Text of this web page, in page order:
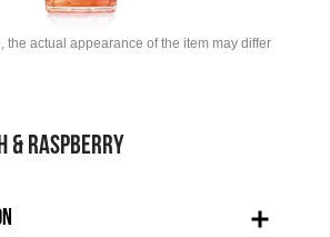
the actual appearance of the item may differ
& RASPBERRY